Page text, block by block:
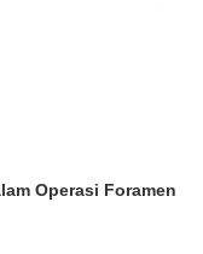
Operasi Foramen